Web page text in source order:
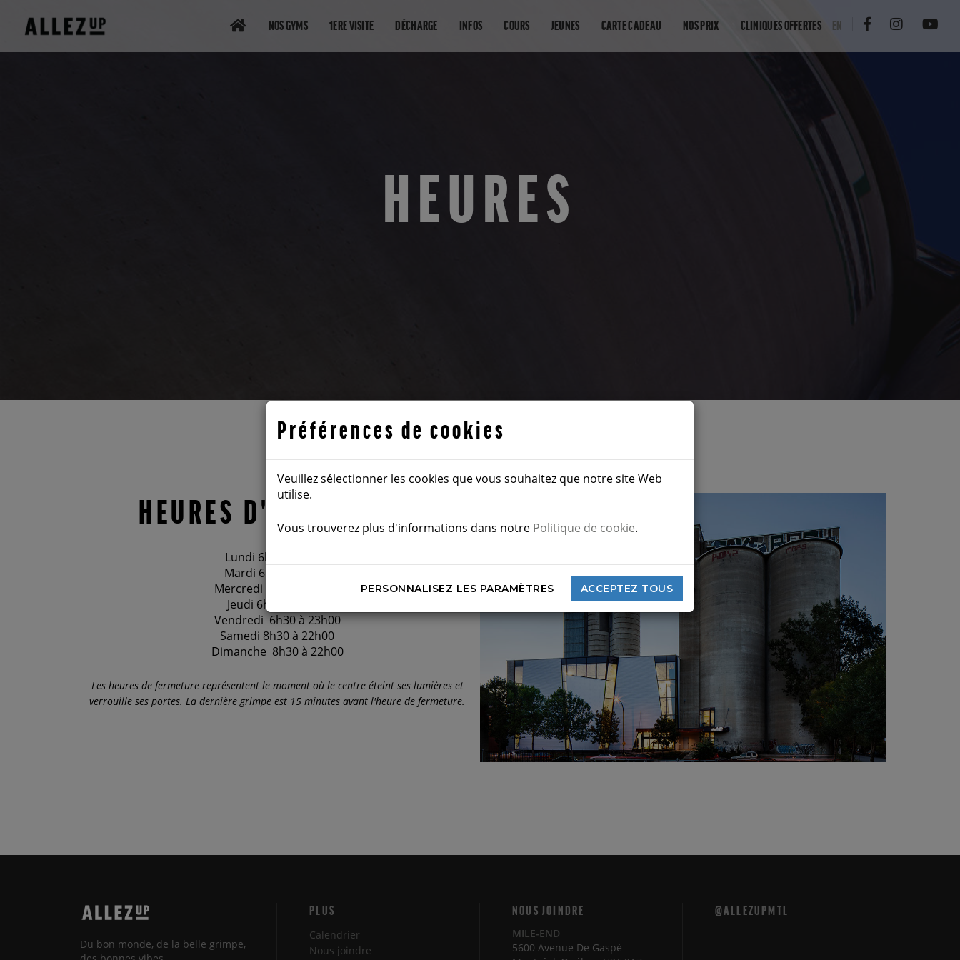
NOS GYMS 1ERE VISITE DÉCHARGE INFOS COURS JEUNES CARTE CADEAU NOS PRIX CLINIQUES OFFERTES EN
HEURES
HEURES D'OUVERTURE
Lundi 6h30 à
Mardi 6h30 à
Mercredi 6h30 à
Jeudi 6h30 à
Vendredi 6h30 à23h00
Samedi 8h30 à 22h00
Dimanche 8h30 à 22h00
Les heures de fermeture représentent le moment où le centre éteint ses lumières et
verrouille ses portes. La dernière grimpe est 15 minutes avant l'heure de fermeture.
Du bon monde, de la belle grimpe,
PLUS
Calendrier
Nous joindre
NOUS JOINDRE
MILE-END
5600 Avenue De Gaspé
@ALLEZUPMTL
Préférences de cookies
Veuillez sélectionner les cookies que vous souhaitez que notre site Web
utilise.
Vous trouverez plus d'informations dans notre Politique de cookie.
PERSONNALISEZ LES PARAMÈTRES ACCEPTEZ TOUS